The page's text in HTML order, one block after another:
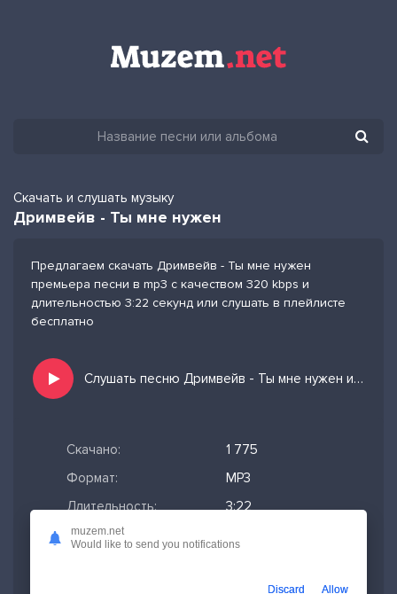
Скачать и слушать музыку
Дримвейв - Ты мне нужен
Предлагаем скачать Дримвейв - Ты мне нужен
премьера песни в mp3 с качеством 320 kbps и
длительностью 3:22 секунд или слушать в плейлисте
бесплатно
Слушать песню Дримвейв - Ты мне нужен и добавить в избранных
Скачано:
1 775
Формат:
MP3
Длительность:
3:22
Размер файла:
muzem.net
Would like to send you notifications
Discard Allow